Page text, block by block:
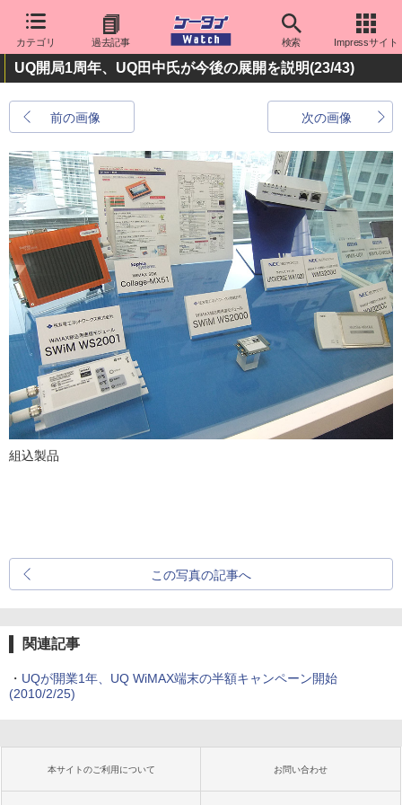
カテゴリ 過去記事 検索 Impressサイト
UQ開局1周年、UQ田中氏が今後の展開を説明(23/43)
前の画像 次の画像
組込製品
この写真の記事へ
関連記事
・ UQが開業1年、UQ WiMAX端末の半額キャンペーン開始
(2010/2/25)
本サイトのご利用について お問い合わせ